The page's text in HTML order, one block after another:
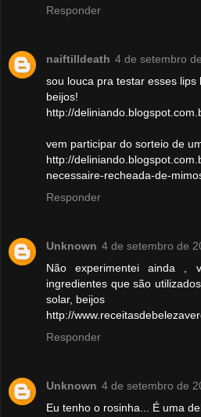
Responder
naiftilldeath 4 de setembro
sou louca pra testar esses lips
beijos!
http://
vem participar do sorteio de
http://
necessaire-recheada-de-
Responder
Unknown 4 de setembro de
Não experimentei ainda ,
ingredientes que são
solar, beijos
http://
Responder
Unknown 4 de setembro de
Eu tenho o rosinha... É uma